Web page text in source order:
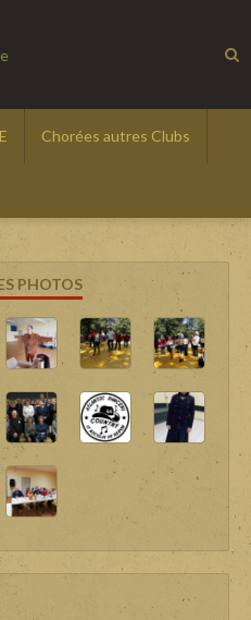
Chorées autres Clubs
PHOTOS